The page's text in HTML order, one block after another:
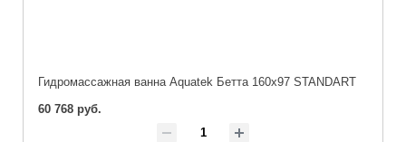
Гидромассажная ванна Aquatek Бетта 160x97 STANDART
60 768 руб.